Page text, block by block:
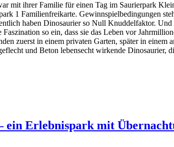
mit ihrer Familie für einen Tag im Saurierpark
1 Familienfreikarte. Gewinnspielbedingungen
haben Dinosaurier so Null Knuddelfaktor.
so ein, dass sie das Leben vor
zuerst in einem privaten Garten, später in
und Beton lebensecht wirkende
ein Erlebnispark mit